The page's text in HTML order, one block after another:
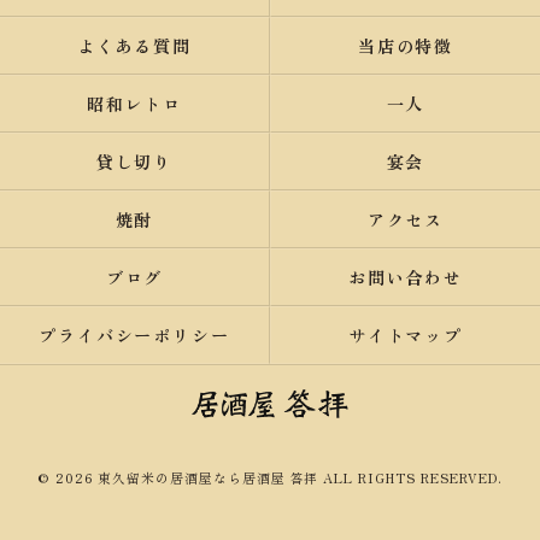
よくある質問 当店の特徴
昭和レトロ 一人
貸し切り 宴会
焼酎 アクセス
ブログ お問い合わせ
プライバシーポリシー サイトマップ
© 2026 東久留米の居酒屋なら居酒屋 答拝 ALL RIGHTS RESERVED.